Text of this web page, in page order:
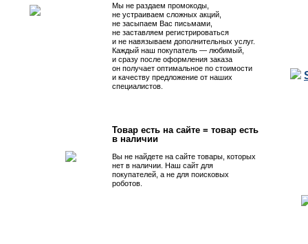
Мы не раздаем промокоды,
не устраиваем сложных акций,
не засыпаем Вас письмами,
не заставляем регистрироваться
и не навязываем дополнительных услуг.
Каждый наш покупатель — любимый,
и сразу после оформления заказа
он получает оптимальное по стоимости
и качеству предложение от наших
специалистов.
Товар есть на сайте = товар есть
в наличии
Вы не найдете на сайте товары, которых
нет в наличии. Наш сайт для
покупателей, а не для поисковых
роботов.